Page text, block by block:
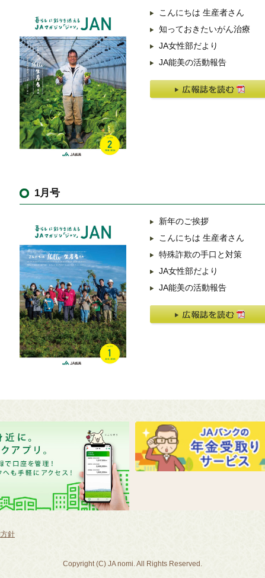
こんにちは 生産者さん
知っておきたいがん治療
JA女性部だより
JA能美の活動報告
1月号
新年のご挨拶
こんにちは 生産者さん
特殊詐欺の手口と対策
JA女性部だより
JA能美の活動報告
針
Copyright (C) JA nomi. All Rights Reserved.